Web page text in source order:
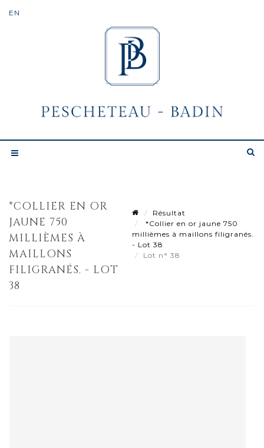
*COLLIER EN OR
JAUNE 750
MILLIÈMES À
MAILLONS
FILIGRANÉS. - LOT
38
Résultat
*Collier en or jaune 750
millièmes à maillons filigranés.
- Lot 38
Lot n° 38